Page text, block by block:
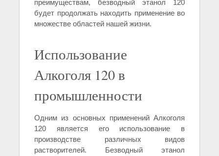
преимуществам, безводный этанол 120
будет продолжать находить применение во
множестве областей нашей жизни.
Использование
Алкоголя 120 в
промышленности
Одним из основных применений Алкоголя
120 является его использование в
производстве различных видов
растворителей. Безводный этанол